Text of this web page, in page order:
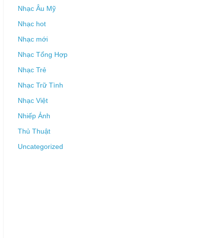
Nhạc Âu Mỹ
Nhạc hot
Nhạc mới
Nhạc Tổng Hợp
Nhạc Trẻ
Nhạc Trữ Tình
Nhạc Việt
Nhiếp Ảnh
Thủ Thuật
Uncategorized